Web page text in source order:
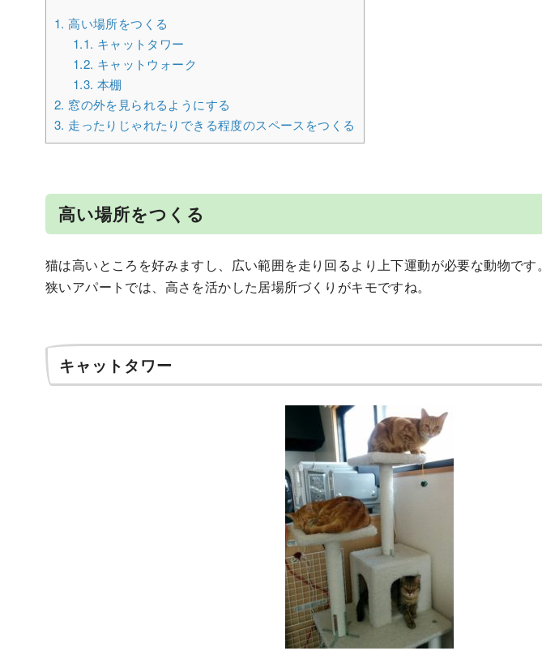
1. 高い場所をつくる
1.1. キャットタワー
1.2. キャットウォーク
1.3. 本棚
2. 窓の外を見られるようにする
3. 走ったりじゃれたりできる程度のスペースをつくる
高い場所をつくる
猫は高いところを好みますし、広い範囲を走り回るより上下運動が必要な動物です。
狭いアパートでは、高さを活かした居場所づくりがキモですね。
キャットタワー